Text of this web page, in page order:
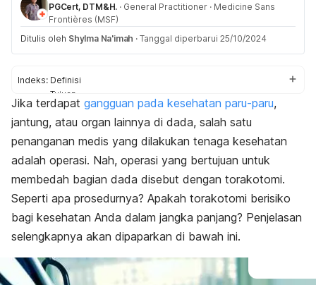
PGCert, DTM&H. · General Practitioner · Medicine Sans
Frontières (MSF)
Ditulis oleh Shylma Na'imah · Tanggal diperbarui 25/10/2024
Indeks: Definisi
Tujuan
Jenis
Prosedur
Risiko
Jika terdapat gangguan pada kesehatan paru-paru,
jantung, atau organ lainnya di dada, salah satu
penanganan medis yang dilakukan tenaga kesehatan
adalah operasi. Nah, operasi yang bertujuan untuk
membedah bagian dada disebut dengan torakotomi.
Seperti apa prosedurnya? Apakah torakotomi berisiko
bagi kesehatan Anda dalam jangka panjang? Penjelasan
selengkapnya akan dipaparkan di bawah ini.